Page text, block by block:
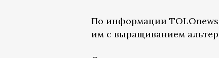
По информации
им с выращиванием